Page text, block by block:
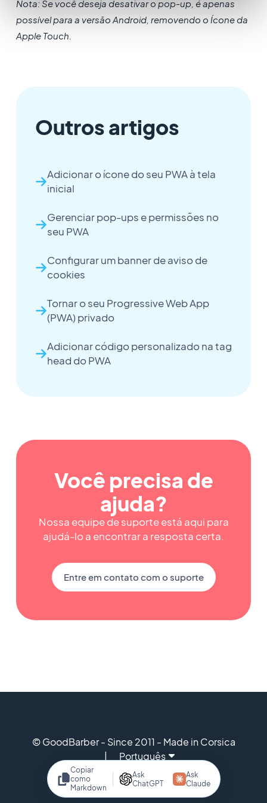
Copiar
como
Markdown
Ask
ChatGPT
Ask
Claude
Nota: Se você deseja desativar o pop-up, é apenas
possível para a versão Android, removendo o Ícone da
Apple Touch.
Outros artigos
Adicionar o ícone do seu PWA à tela
inicial
Gerenciar pop-ups e permissões no
seu PWA
Configurar um banner de aviso de
cookies
Tornar o seu Progressive Web App
(PWA) privado
Adicionar código personalizado na tag
head do PWA
Você precisa de
ajuda?
Nossa equipe de suporte está aqui para
ajudá-lo a encontrar a resposta certa.
Entre em contato com o suporte
© GoodBarber - Since 2011 - Made in Corsica
Português